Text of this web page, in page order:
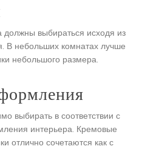
должны выбираться исходя из
В небольших комнатах лучше
небольшого размера.
выбирать в соответствии с
интерьера. Кремовые
отлично сочетаются как с